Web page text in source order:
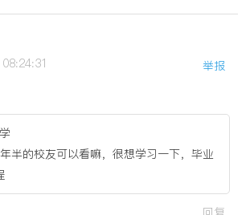
举报
半的校友可以看嘛，很想学习一下，毕业